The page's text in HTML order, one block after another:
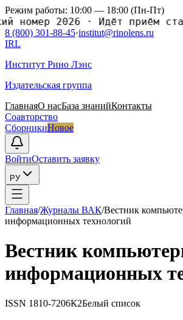
Режим работы: 10:00 — 18:00 (Пн-Пт)
2026·Идёт приём
8 (800) 301-88-45·institut@rinolens.ru
IRL
Институт Рино Лэнс
Издательская группа
ГлавнаяО насБаза знанийКонтакты
Соавторство
СборникиНовое
ВойтиОставить заявку
РУ
Главная/Журналы ВАК/Вестник
информационныx теxнологий
Вестник
информационныx
ISSN 1810-7206К2Белый список